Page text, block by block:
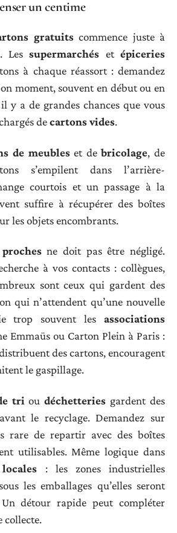
un centime
gratuitscommence juste à
Lessupermarchés etépiceries
à chaque réassort : demandez
moment, souvent en début ou en
y a de grandes chances que vous
decartons vides.
de meubleset debricolage, de
s’empilent dans l’arrière-
courtois et un passage à la
suffire à récupérer des boîtes
les objets encombrants.
prochesne doit pas être négligé.
à vos contacts : collègues,
sont ceux qui gardent des
qui n’attendent qu’une nouvelle
trop souvent les associations
Emmaüs ou Carton Plein à Paris :
des cartons, encouragent
le gaspillage.
tri oudéchetteries gardent des
le recyclage. Demandez sur
rare de repartir avec des boîtes
utilisables. Même logique dans
: les zones industrielles
les emballages qu’elles seront
détour rapide peut compléter
collecte.